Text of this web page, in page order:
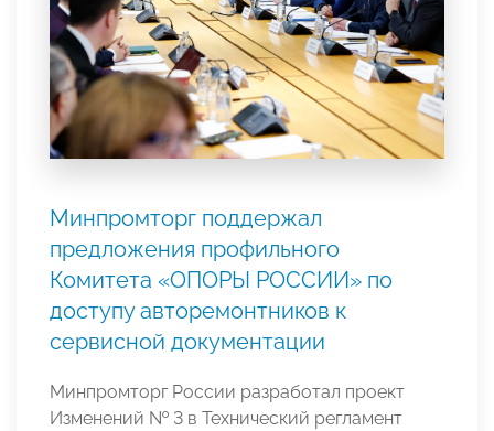
Минпромторг поддержал
предложения профильного
Комитета «ОПОРЫ РОССИИ» по
доступу авторемонтников к
сервисной документации
Минпромторг России разработал проект
Изменений № 3 в Технический регламент